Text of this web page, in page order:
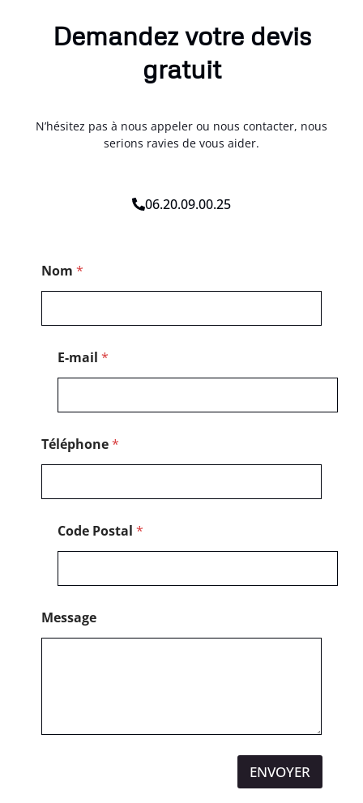
Demandez votre devis
gratuit
N’hésitez pas à nous appeler ou nous contacter, nous
serions ravies de vous aider.
06.20.09.00.25
Nom *
E-mail *
Téléphone*
Code Postal *
Message
ENVOYER